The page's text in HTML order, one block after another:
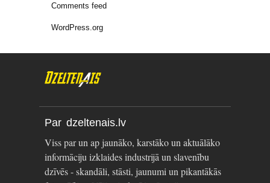
Comments feed
WordPress.org
Par dzeltenais.lv
Viss par un ap jaunāko, karstāko un aktuālāko
informāciju izklaides industrijā un slavenību
dzīvēs - skandāli, stāsti, jaunumi un pikantākās